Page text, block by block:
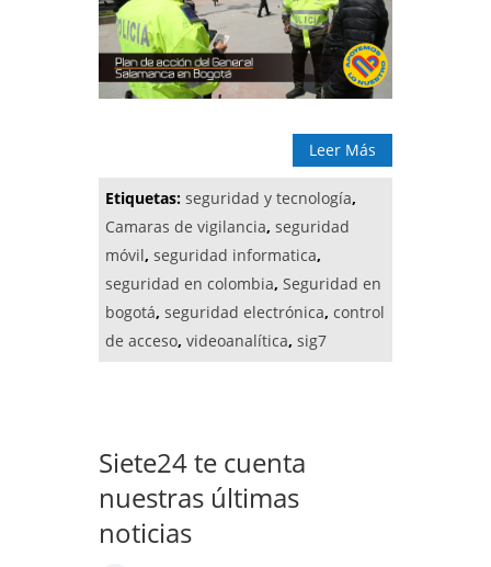
Leer Más
Etiquetas: seguridad y tecnología,
Camaras de vigilancia, seguridad
móvil, seguridad informatica,
seguridad en colombia, Seguridad en
bogotá, seguridad electrónica, control
de acceso, videoanalítica, sig7
Siete24 te cuenta
nuestras últimas
noticias